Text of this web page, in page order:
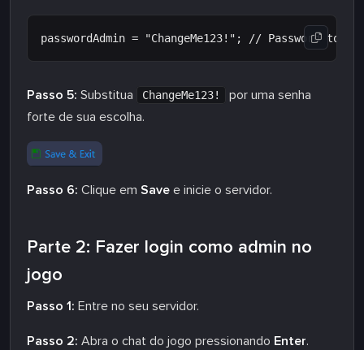
Passo 5: Substitua ChangeMe123!
por uma senha
forte de sua escolha.
Passo 6: Clique em Save e inicie o servidor.
Parte 2: Fazer login como admin no
jogo
Passo 1: Entre no seu servidor.
Passo 2: Abra o chat do jogo pressionando Enter.